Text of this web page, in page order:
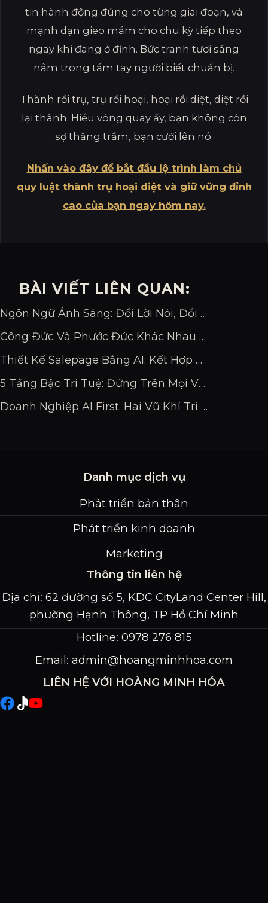
BÀI VIẾT LIÊN QUAN:
Ngôn Ngữ Ánh Sáng: Đổi Lời Nói, Đổi Vận Mệnh
Công Đức Và Phước Đức Khác Nhau Thế Nào?
Thiết Kế Salepage Bằng AI: Kết Hợp Claude + Cloudflare + SePay Trong 1 Buổi
5 Tầng Bậc Trí Tuệ: Đứng Trên Mọi Vấn Nạn Cuộc Đời
Doanh Nghiệp AI First: Hai Vũ Khí Tri Thức – Tụ Chúng & Xây Bộ Não Thứ 2
tin hành động đúng cho từng giai đoạn, và
mạnh dạn gieo mầm cho chu kỳ tiếp theo
ngay khi đang ở đỉnh. Bức tranh tươi sáng
nằm trong tầm tay người biết chuẩn bị.
Thành rồi trụ, trụ rồi hoại, hoại rồi diệt, diệt rồi
lại thành. Hiểu vòng quay ấy, bạn không còn
sợ thăng trầm, bạn cưỡi lên nó.
Nhấn vào đây để bắt đầu lộ trình làm chủ
quy luật thành trụ hoại diệt và giữ vững đỉnh
cao của bạn ngay hôm nay.
Danh mục dịch vụ
Phát triển bản thân
Phát triển kinh doanh
Marketing
Thông tin liên hệ
Địa chỉ: 62 đường số 5, KDC CityLand Center Hill,
phường Hạnh Thông, TP Hồ Chí Minh
Hotline: 0978 276 815
Email: admin@hoangminhhoa.com
LIÊN HỆ VỚI HOÀNG MINH HÓA